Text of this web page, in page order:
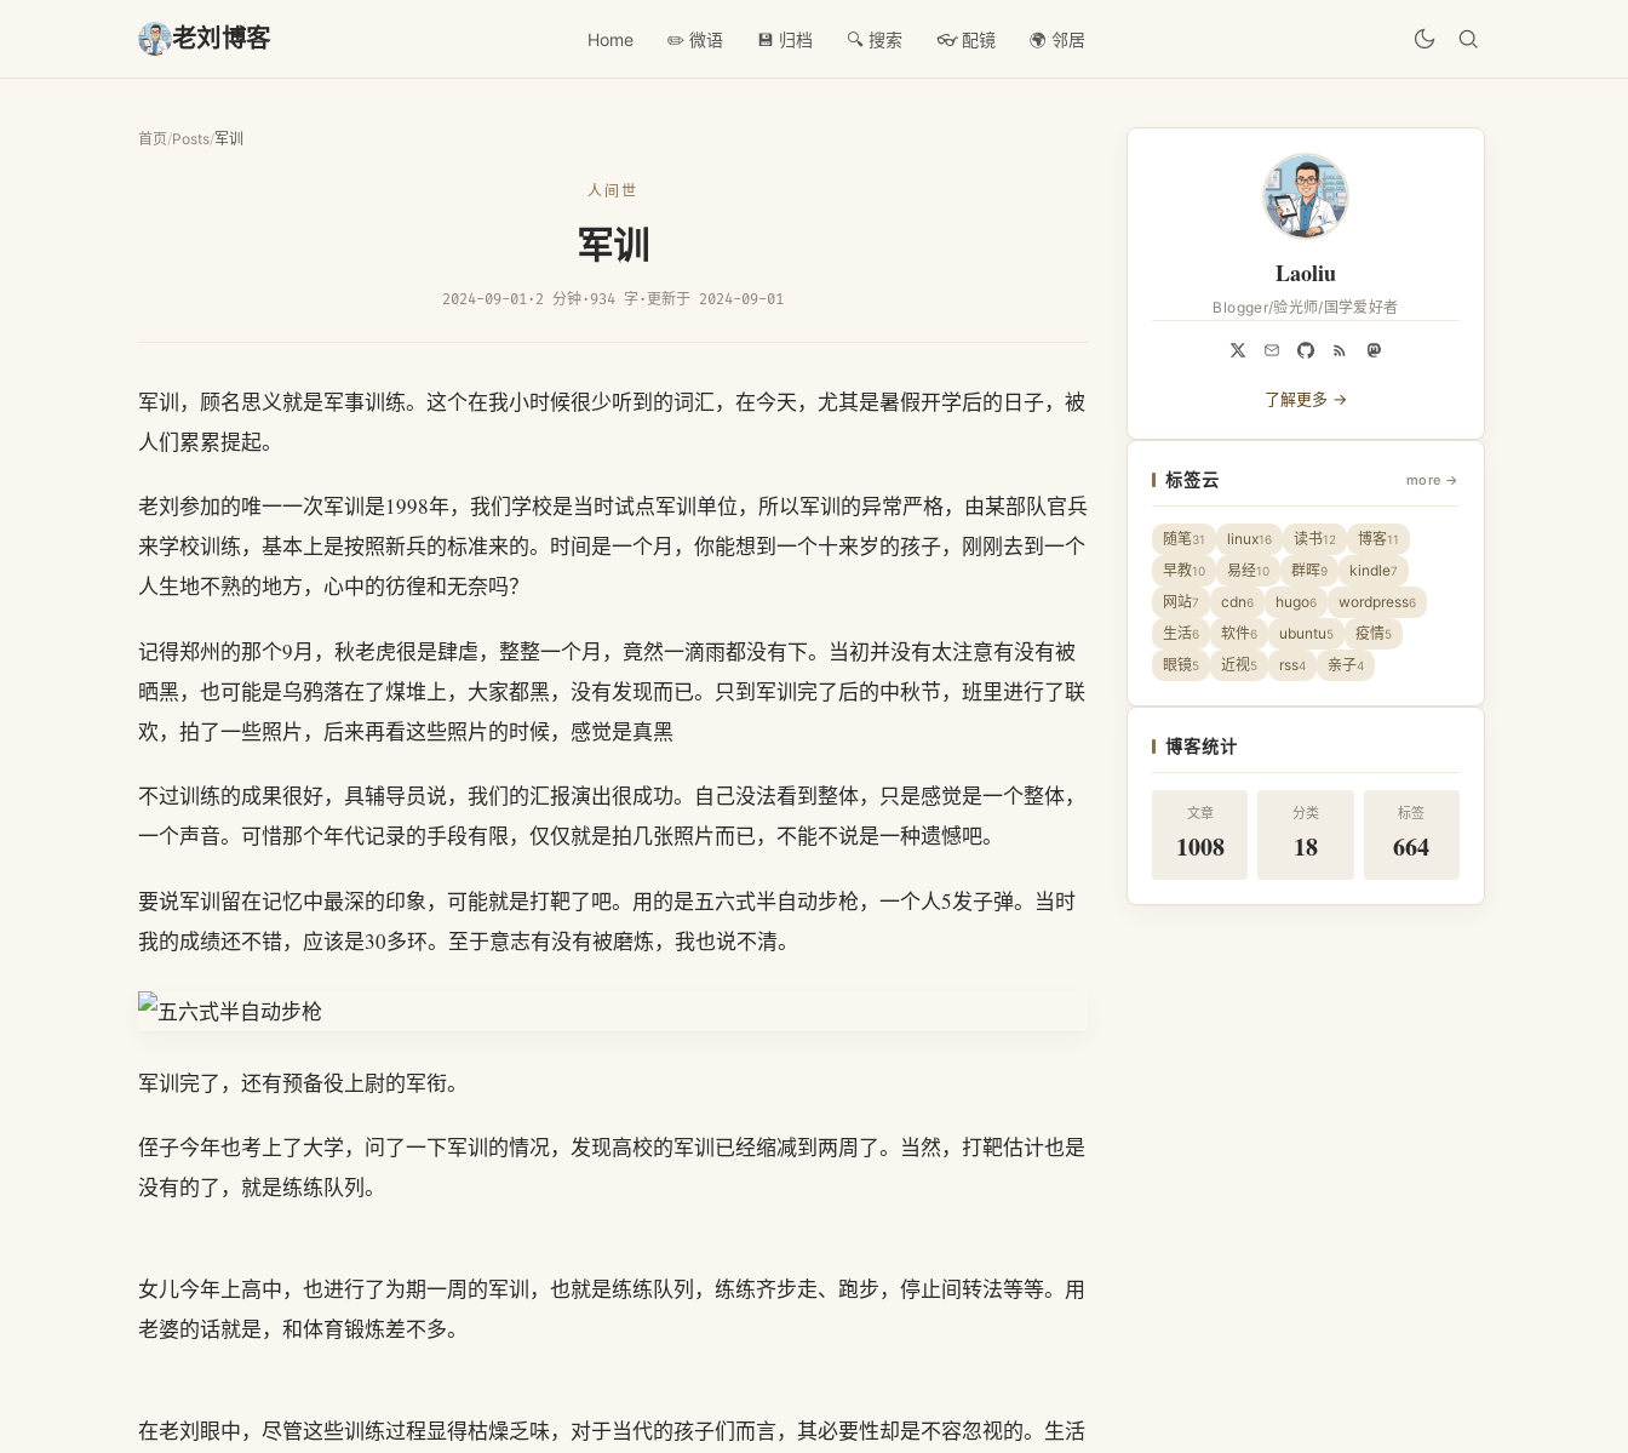
老刘博客 Home ✏️ 微语 💾 归档 🔍 搜索 👓 配镜 🌍 邻居
首页/Posts/军训
人间世
军训
2024-09-01· 2 分钟· 934 字 · 更新于 2024-09-01
军训，顾名思义就是军事训练。这个在我小时候很少听到的词汇，在今天，尤其是暑假开学后的日子，被
人们累累提起。
老刘参加的唯一一次军训是1998年，我们学校是当时试点军训单位，所以军训的异常严格，由某部队官兵
来学校训练，基本上是按照新兵的标准来的。时间是一个月，你能想到一个十来岁的孩子，刚刚去到一个
人生地不熟的地方，心中的彷徨和无奈吗？
记得郑州的那个9月，秋老虎很是肆虐，整整一个月，竟然一滴雨都没有下。当初并没有太注意有没有被
晒黑，也可能是乌鸦落在了煤堆上，大家都黑，没有发现而已。只到军训完了后的中秋节，班里进行了联
欢，拍了一些照片，后来再看这些照片的时候，感觉是真黑
不过训练的成果很好，具辅导员说，我们的汇报演出很成功。自己没法看到整体，只是感觉是一个整体，
一个声音。可惜那个年代记录的手段有限，仅仅就是拍几张照片而已，不能不说是一种遗憾吧。
要说军训留在记忆中最深的印象，可能就是打靶了吧。用的是五六式半自动步枪，一个人5发子弹。当时
我的成绩还不错，应该是30多环。至于意志有没有被磨炼，我也说不清。
军训完了，还有预备役上尉的军衔。
侄子今年也考上了大学，问了一下军训的情况，发现高校的军训已经缩减到两周了。当然，打靶估计也是
没有的了，就是练练队列。
女儿今年上高中，也进行了为期一周的军训，也就是练练队列，练练齐步走、跑步，停止间转法等等。用
老婆的话就是，和体育锻炼差不多。
在老刘眼中，尽管这些训练过程显得枯燥乏味，对于当代的孩子们而言，其必要性却是不容忽视的。生活
Laoliu
Blogger/验光师/国学爱好者
了解更多 →
标签云 more →
随笔31 linux16 读书12 博客11
早教10 易经10 群晖9 kindle7
网站7 cdn6 hugo6 wordpress6
生活6 软件6 ubuntu5 疫情5
眼镜5 近视5 rss4 亲子4
博客统计
文章
1008
分类
18
标签
664